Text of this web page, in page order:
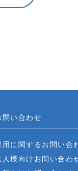
問い合わせ
用に関するお問い合
人様向けお問い合わ